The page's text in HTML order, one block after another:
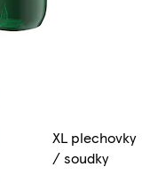
XL plechovky
/ soudky